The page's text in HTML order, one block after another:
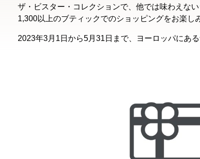
ザ・ビスター・コレクションで、他では味わえな
1,300以上のブティックでのショッピングをお楽し
2023年3月1日から5月31日まで、ヨーロッパにあ